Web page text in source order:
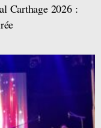
Carthage 2026 :